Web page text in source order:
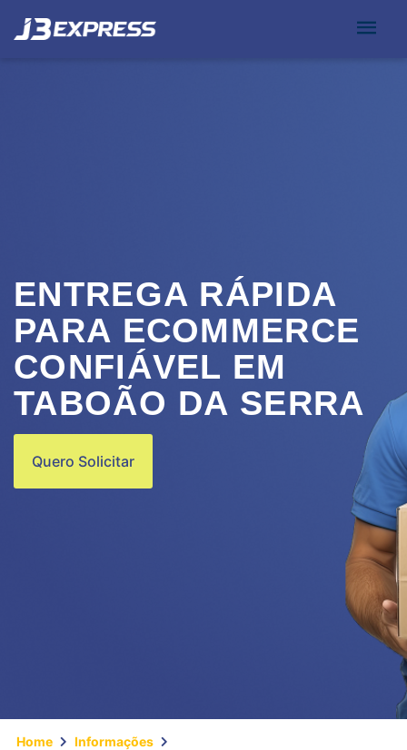
ENTREGA RÁPIDA
PARA ECOMMERCE
CONFIÁVEL EM
TABOÃO DA SERRA
Quero Solicitar
Home
Informações